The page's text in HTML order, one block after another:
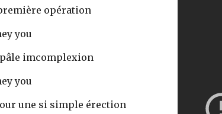
opération
you
pâle imcomplexion
you
une si simple érection